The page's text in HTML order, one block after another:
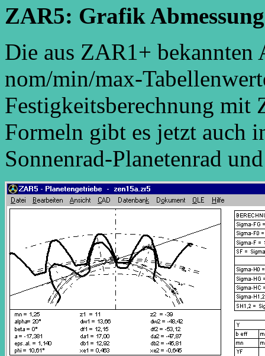
ZAR5: Grafik
Die aus ZAR1+ bekannten
nom/min/max-
Festigkeitsberechnung mit
Formeln gibt es jetzt auch
Sonnenrad-Planetenrad